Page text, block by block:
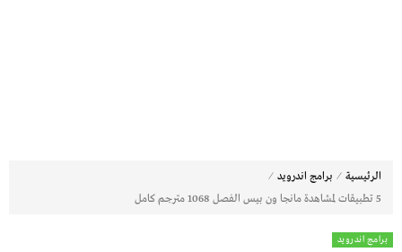
الرئيسية ⁄ برامج اندرويد ⁄
5 تطبيقات لمشاهدة مانجا ون بيس الفصل 1068 مترجم كامل
برامج اندرويد